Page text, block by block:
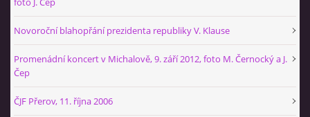
Novoroční blahopřání prezidenta republiky V. Klause
Promenádní koncert v Michalově, 9. září 2012, foto M. Černocký a J.
Čep
ČJF Přerov, 11. října 2006